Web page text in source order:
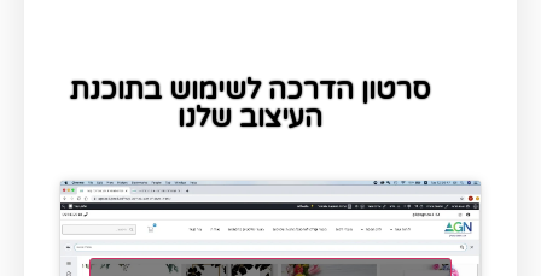
סרטון הדרכה לשימוש בתוכנת
העיצוב שלנו